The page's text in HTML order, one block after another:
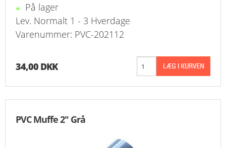
På lager
Lev. Normalt 1 - 3 Hverdage
Varenummer: PVC-202112
34,00 DKK
PVC Muffe 2" Grå